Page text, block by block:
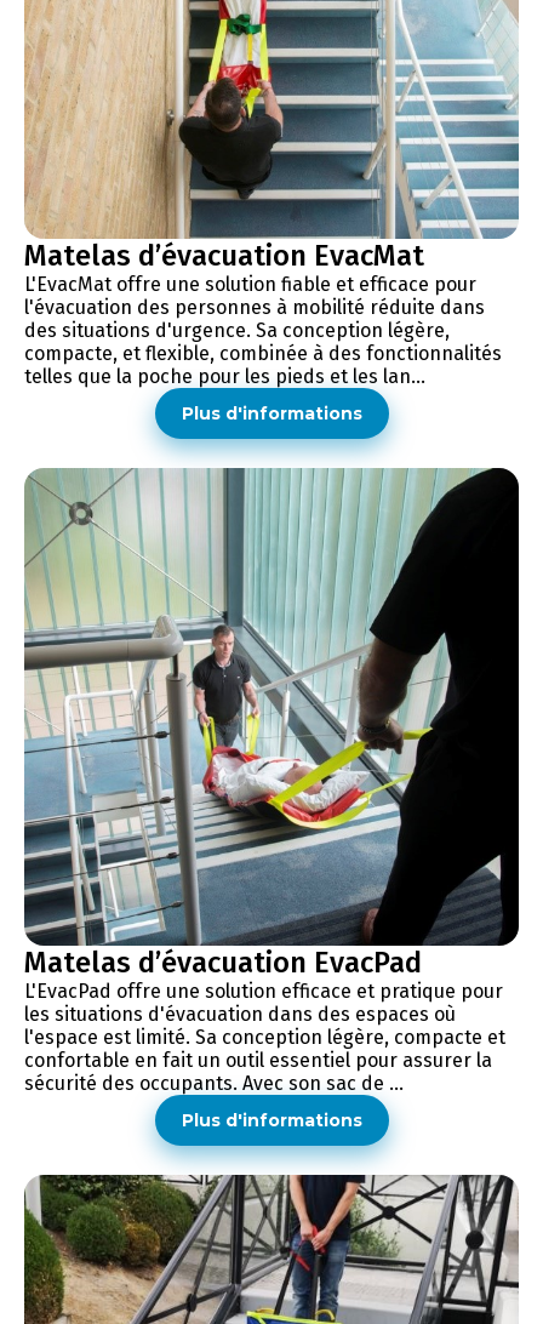
Matelas d’évacuation EvacMat
L'EvacMat offre une solution fiable et efficace pour
l'évacuation des personnes à mobilité réduite dans
des situations d'urgence. Sa conception légère,
compacte, et flexible, combinée à des fonctionnalités
telles que la poche pour les pieds et les lan...
Plus d'informations
Matelas d’évacuation EvacPad
L'EvacPad offre une solution efficace et pratique pour
les situations d'évacuation dans des espaces où
l'espace est limité. Sa conception légère, compacte et
confortable en fait un outil essentiel pour assurer la
sécurité des occupants. Avec son sac de ...
Plus d'informations